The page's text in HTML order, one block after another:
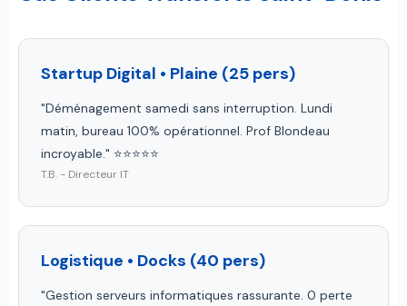
Startup Digital • Plaine (25 pers)
"Déménagement samedi sans interruption. Lundi
matin, bureau 100% opérationnel. Prof Blondeau
incroyable." ⭐⭐⭐⭐⭐
T.B. - Directeur IT
Logistique • Docks (40 pers)
"Gestion serveurs informatiques rassurante. 0 perte